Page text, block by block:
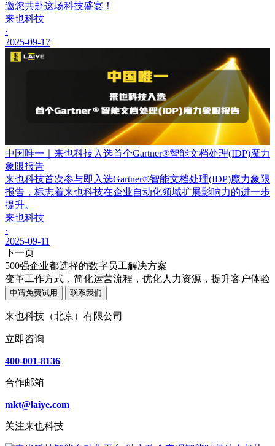
邀您共赴这场科技盛宴！
来也科技
·
2025-09-17
中国唯一｜来也科技入选首个Gartner®智能文档处理(IDP)魔力
象限报告
来也科技首次参与即入选Gartner®智能文档处理(IDP)魔力象限
报告，标志着来也科技在企业自动化领域扩展影响力的进一步
提升。
来也科技
·
2025-09-11
下一页
500强企业都选择的数字员工解决方案
变革工作方式，简化运营流程，优化人力资源，提升客户体验
申请免费试用 联系我们
来也科技（北京）有限公司
立即咨询
400-001-8136
合作邮箱
mkt@laiye.com
关注来也科技